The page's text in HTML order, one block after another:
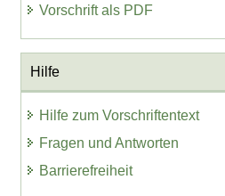
Vorschrift als PDF
Hilfe
Hilfe zum Vorschriftentext
Fragen und Antworten
Barrierefreiheit